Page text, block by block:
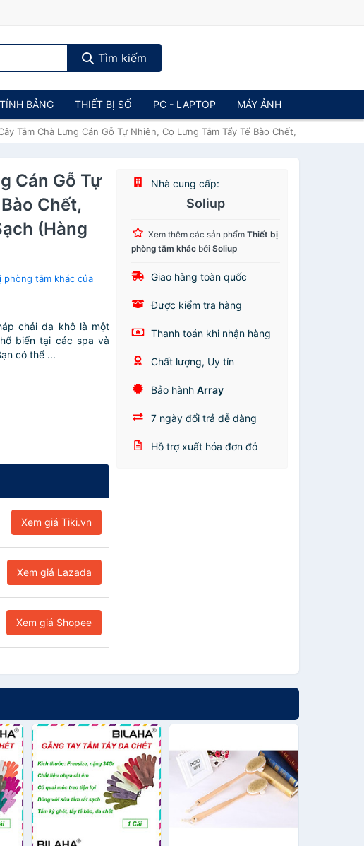
Tìm kiếm
BẢNG THIẾT BỊ SỐ PC - LAPTOP MÁY ẢNH
Tắm Chà Lưng Cán Gỗ Tự Nhiên, Cọ Lưng Tắm Tẩy Tế Bào Chết, Gậy Tắm
Cán Gỗ Tự
Chết,
(Hàng
phòng tắm khác của
chải da khô là một
biến tại các spa và
có thể ...
Xem giá Tiki.vn
Xem giá Lazada
Xem giá Shopee
Nhà cung cấp:
Soliup
Xem thêm các sản phẩmThiết bị
phòng tắm khác bởiSoliup
Giao hàng toàn quốc
Được kiểm tra hàng
Thanh toán khi nhận hàng
Chất lượng, Uy tín
Bảo hànhArray
7 ngày đổi trả dễ dàng
Hỗ trợ xuất hóa đơn đỏ